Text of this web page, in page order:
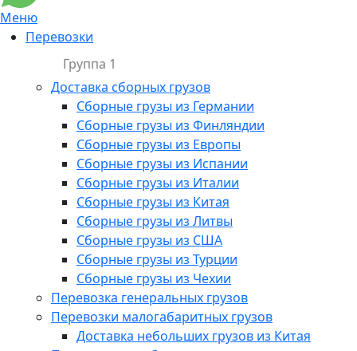
Меню
Перевозки
Группа 1
Доставка сборных грузов
Сборные грузы из Германии
Сборные грузы из Финляндии
Сборные грузы из Европы
Сборные грузы из Испании
Сборные грузы из Италии
Сборные грузы из Китая
Сборные грузы из Литвы
Сборные грузы из США
Сборные грузы из Турции
Сборные грузы из Чехии
Перевозка генеральных грузов
Перевозки малогабаритных грузов
Доставка небольших грузов из Китая